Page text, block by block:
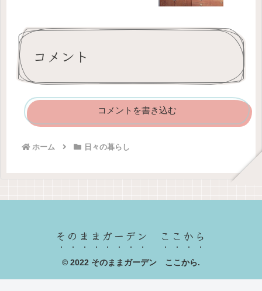
コメント
コメントを書き込む
ホーム 日々の暮らし
そのままガーデン ここから
© 2022 そのままガーデン ここから.